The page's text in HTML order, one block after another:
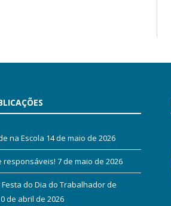
na Escola 14 de maio de 2026
responsáveis! 7 de maio de 2026
do Dia do Trabalhador de
de abril de 2026